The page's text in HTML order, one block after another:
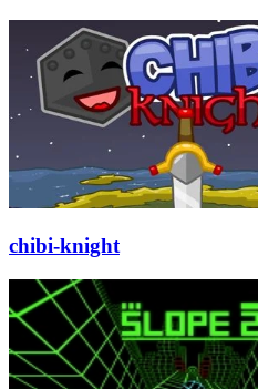
chibi-knight